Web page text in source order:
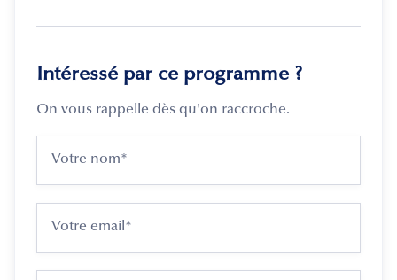
Intéressé par ce programme ?
On vous rappelle dès qu'on raccroche.